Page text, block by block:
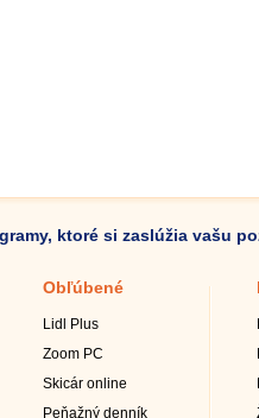
ktoré si zaslúžia vašu
Obľúbené
Lidl Plus
Zoom PC
Skicár online
Peňažný denník